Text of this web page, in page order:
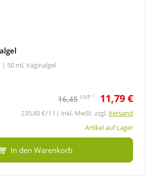
| 50 ml, Vaginalgel
16,45 UVP 1 11,79 €
235,80 €/1 l | inkl. MwSt. zzgl.Versand
Artikel auf Lager
In den Warenkorb